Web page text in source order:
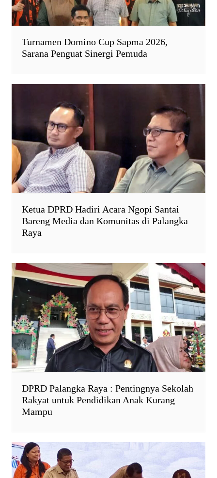
Turnamen Domino Cup Sapma 2026,
Sarana Penguat Sinergi Pemuda
Ketua DPRD Hadiri Acara Ngopi Santai
Bareng Media dan Komunitas di Palangka
Raya
DPRD Palangka Raya : Pentingnya Sekolah
Rakyat untuk Pendidikan Anak Kurang
Mampu